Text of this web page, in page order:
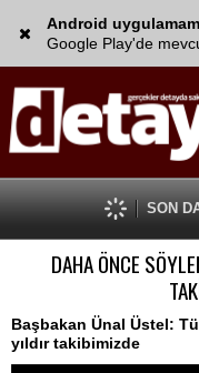
Android
Google Play'de
SON
DAHA ÖNCE
Başbakan Ünal Üstel:
yıldır takibimizde